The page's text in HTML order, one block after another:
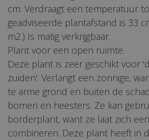
cm. Verdraagt een temperatuur
geadviseerde plantafstand is 33
m2.) Is matig verkrijgbaar.
Plant voor een open ruimte.
Deze plant is zeer geschikt voor
zuiden'. Verlangt een zonnige,
te arme grond en buiten de
bomen en heesters. Ze kan
borderplant, want ze laat zich
combineren. Deze plant heeft in